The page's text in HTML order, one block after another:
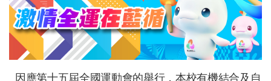
因應第十五屆全國運動會的舉行，本校有機結合及自